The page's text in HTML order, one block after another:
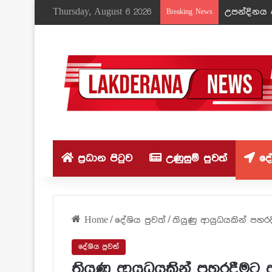
Thursday, August 6 2026 Breaking News උපන්දිනය
ප්‍රධාන පිටුව උණුසුම් පුවත්
Home/දේශිය පුවත්/තියුණු ආයුධයකින්
දේශිය පුවත්